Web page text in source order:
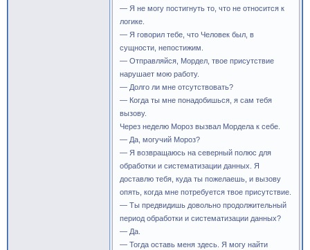
— Я не могу постигнуть то, что не относится к
логике.
— Я говорил тебе, что Человек был, в
сущности, непостижим.
— Отправляйся, Мордел, твое присутствие
нарушает мою работу.
— Долго ли мне отсутствовать?
— Когда ты мне понадобишься, я сам тебя
вызову.
Через неделю Мороз вызвал Мордела к себе.
— Да, могучий Мороз?
— Я возвращаюсь на северный полюс для
обработки и систематизации данных. Я
доставлю тебя, куда ты пожелаешь, и вызову
опять, когда мне потребуется твое присутствие.
— Ты предвидишь довольно продолжительный
период обработки и систематизации данных?
— Да.
— Тогда оставь меня здесь. Я могу найти